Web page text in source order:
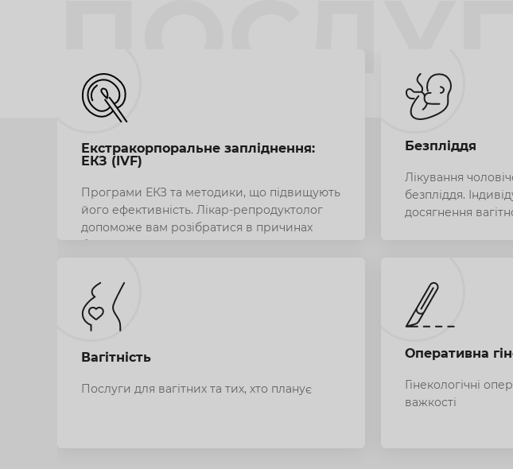
Екстракорпоральне запліднення:
ЕКЗ (IVF)
Програми ЕКЗ та методики, що підвищують
його ефективність. Лікар-репродуктолог
допоможе вам розібратися в причинах
безплідності та запропонує індивідуальний
питання про розвиток ембріонів, методи
запліднення та передімплантаційну
генетичну діагностику.
Вагітність
Послуги для вагітних та тих, хто планує
Безпліддя
Лікування
безпліддя.
досягнення
Оперативна
Гінекологічні
важкості